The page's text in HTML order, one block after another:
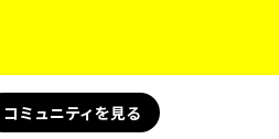
コミュニティを見る